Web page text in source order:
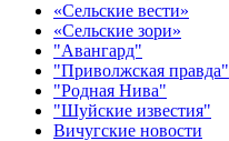
«Сельские вести»
«Сельские зори»
"Авангард"
"Приволжская правда"
"Родная Нива"
"Шуйские известия"
Вичугские новости